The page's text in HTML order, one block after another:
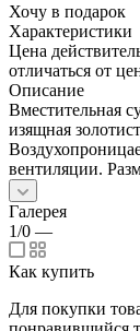
Хочу в подарок
Характеристики
Цена
отличаться от
Описание
Вместительная
изящная
вентиляции.
Галерея
1/0 —
Как купить
Для покупки